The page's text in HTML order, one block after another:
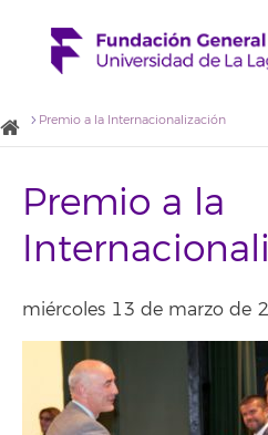
Premio a la Internacionalización
Premio a la
miércoles 13 de marzo de